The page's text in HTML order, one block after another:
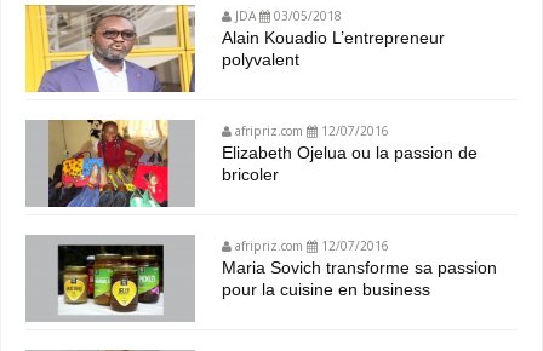
JDA 03/05/2018
Alain Kouadio L’entrepreneur
polyvalent
afripriz.com 12/07/2016
Elizabeth Ojelua ou la passion de
bricoler
afripriz.com 12/07/2016
Maria Sovich transforme sa passion
pour la cuisine en business